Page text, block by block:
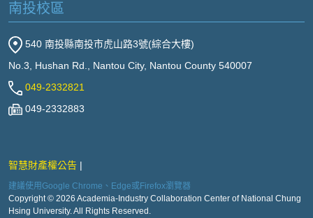
南投校區
540 南投縣南投市虎山路3號(綜合大樓)
No.3, Hushan Rd., Nantou City, Nantou County 540007
049-2332821
049-2332883
智慧財產權公告
建議使用Google Chrome、Edge或Firefox瀏覽器
Copyright © 2026 Academia-Industry Collaboration Center of National Chung
Hsing University. All Rights Reserved.